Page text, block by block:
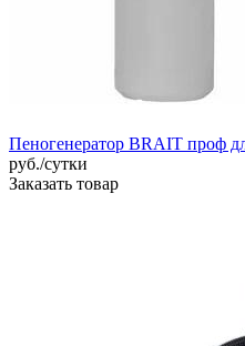
Пеногенератор BRAIT проф
руб./сутки
Заказать товар